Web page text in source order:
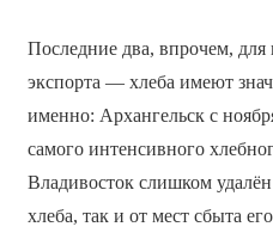
Последние два, впрочем, для
экспорта — хлеба имеют
именно: Архангельск с
самого интенсивного
Владивосток слишком
хлеба, так и от мест сбыта